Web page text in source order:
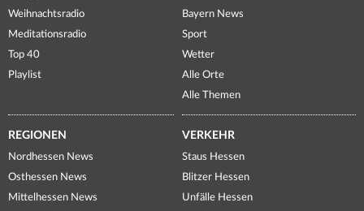
Weihnachtsradio
Meditationsradio
Top 40
Playlist
Bayern News
Sport
Wetter
Alle Orte
Alle Themen
REGIONEN
Nordhessen News
Osthessen News
Mittelhessen News
VERKEHR
Staus Hessen
Blitzer Hessen
Unfälle Hessen